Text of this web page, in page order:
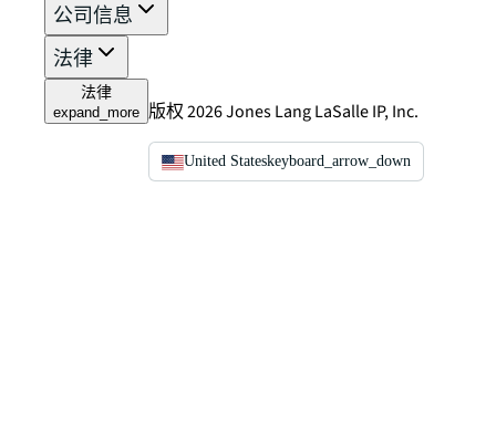
公司信息
法律
法律
expand_more 版权 2026 Jones Lang LaSalle IP, Inc.
United Stateskeyboard_arrow_down